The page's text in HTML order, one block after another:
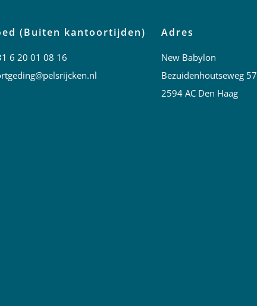
(Buiten kantoortijden)
6 20 01 08 16
Adres
New Babylon
Bezuidenhoutseweg 57
2594 AC Den Haag